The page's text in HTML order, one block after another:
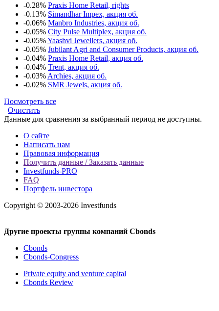
-0.28% Praxis Home Retail, rights
-0.13% Simandhar Impex, акция об.
-0.06% Manbro Industries, акция об.
-0.05% City Pulse Multiplex, акция об.
-0.05%Yaashvi Jewellers, акция об.
-0.05% Jubilant Agri and Consumer Products, акция об.
-0.04% Praxis Home Retail, акция об.
-0.04% Trent, акция об.
-0.03% Archies, акция об.
-0.02% SMR Jewels, акция об.
Посмотреть все
Очистить
Данные для сравнения за выбранный период не доступны.
О сайте
Написать нам
Правовая информация
Получить данные / Заказать данные
Investfunds-PRO
FAQ
Портфель инвестора
Copyright © 2003-2026 Investfunds
Другие проекты группы компаний Cbonds
Cbonds
Cbonds-Congress
Private equity and venture capital
Cbonds Review